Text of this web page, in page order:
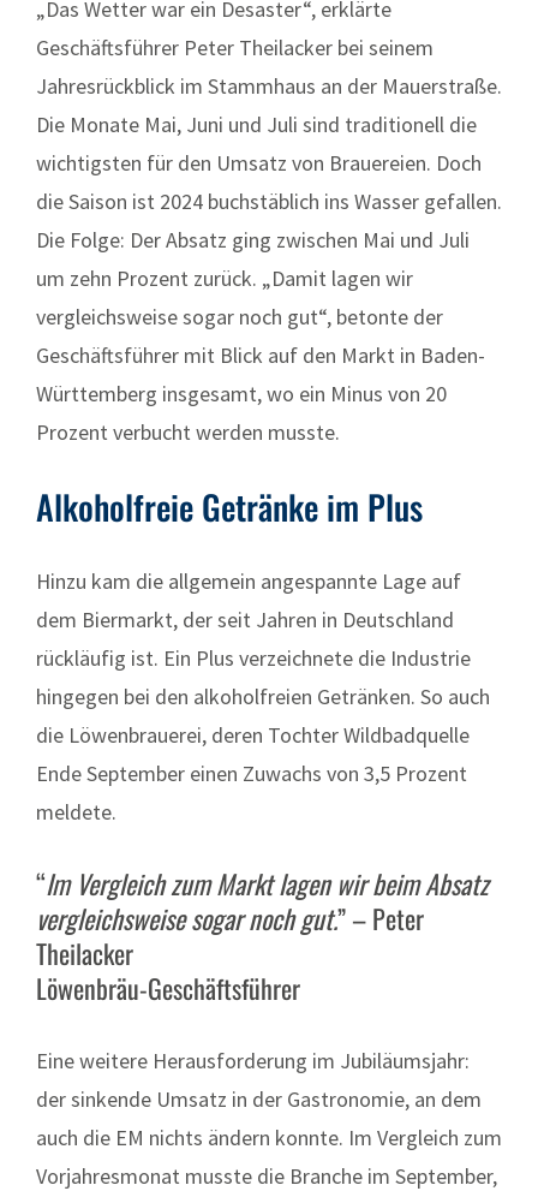
„Das Wetter war ein Desaster“, erklärte
Geschäftsführer Peter Theilacker bei seinem
Jahresrückblick im Stammhaus an der Mauerstraße.
Die Monate Mai, Juni und Juli sind traditionell die
wichtigsten für den Umsatz von Brauereien. Doch
die Saison ist 2024 buchstäblich ins Wasser gefallen.
Die Folge: Der Absatz ging zwischen Mai und Juli
um zehn Prozent zurück. „Damit lagen wir
vergleichsweise sogar noch gut“, betonte der
Geschäftsführer mit Blick auf den Markt in Baden-
Württemberg insgesamt, wo ein Minus von 20
Prozent verbucht werden musste.
Alkoholfreie Getränke im Plus
Hinzu kam die allgemein angespannte Lage auf
dem Biermarkt, der seit Jahren in Deutschland
rückläufig ist. Ein Plus verzeichnete die Industrie
hingegen bei den alkoholfreien Getränken. So auch
die Löwenbrauerei, deren Tochter Wildbadquelle
Ende September einen Zuwachs von 3,5 Prozent
meldete.
“Im Vergleichzum Marktlagen wir beim Absatz
vergleichsweisesogar noch gut.” – Peter
Theilacker
Löwenbräu-Geschäftsführer
Eine weitere Herausforderung im Jubiläumsjahr:
der sinkende Umsatz in der Gastronomie, an dem
auch die EM nichts ändern konnte. Im Vergleich zum
Vorjahresmonat musste die Branche im September,